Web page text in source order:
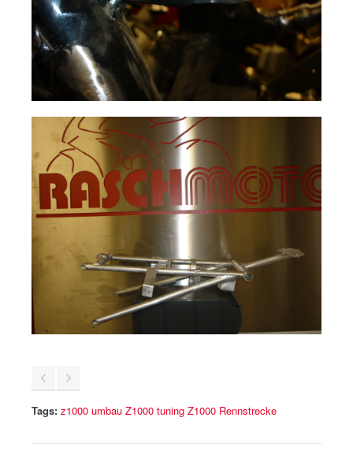
Tags: z1000 umbau Z1000 tuning Z1000 Rennstrecke